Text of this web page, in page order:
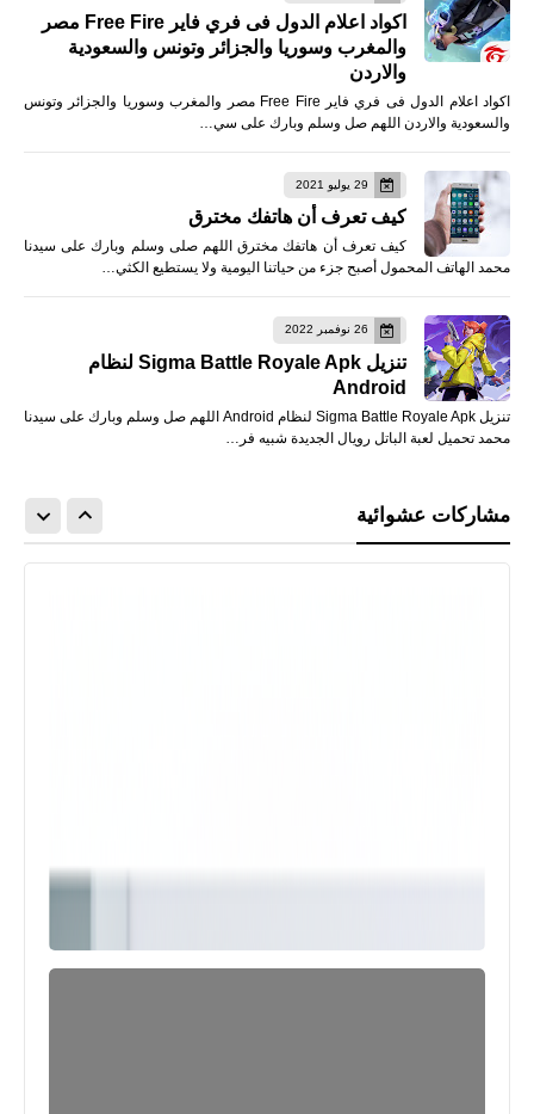
اكواد اعلام الدول فى فري فاير Free Fire مصر
والمغرب وسوريا والجزائر وتونس والسعودية
والاردن
اكواد اعلام الدول فى فري فاير Free Fire مصر والمغرب وسوريا والجزائر وتونس
والسعودية والاردن اللهم صل وسلم وبارك على سي…
29 يوليو 2021
كيف تعرف أن هاتفك مخترق
كيف تعرف أن هاتفك مخترق اللهم صلى وسلم وبارك على سيدنا
محمد الهاتف المحمول أصبح جزء من حياتنا اليومية ولا يستطيع الكثي…
26 نوفمبر 2022
تنزيل Sigma Battle Royale Apk لنظام
Android
تنزيل Sigma Battle Royale Apk لنظام Android اللهم صل وسلم وبارك على سيدنا
محمد تحميل لعبة الباتل رويال الجديدة شبيه فر…
مشاركات عشوائية